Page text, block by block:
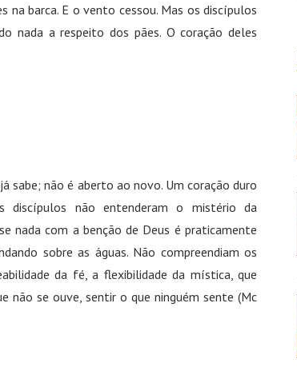
na barca. E o vento cessou. Mas os discípulos
nada a respeito dos pães. O coração deles
sabe; não é aberto ao novo. Um coração duro
discípulos não entenderam o mistério da
nada com a benção de Deus é praticamente
sobre as águas. Não compreendiam os
da fé, a flexibilidade da mística, que
não se ouve, sentir o que ninguém sente (Mc